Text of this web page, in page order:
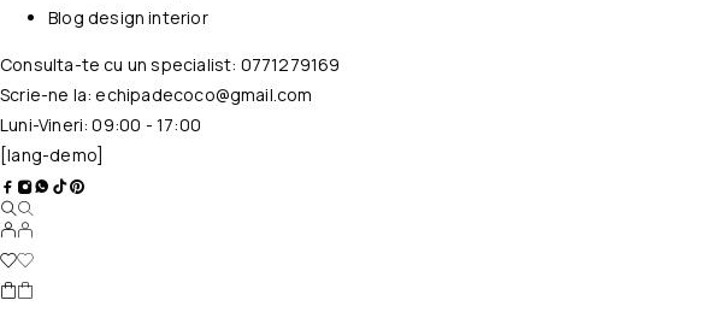
Blog design interior
Consulta-te cu un specialist: 0771279169
Scrie-ne la:echipadecoco@gmail.com
Luni-Vineri: 09:00 - 17:00
[lang-demo]